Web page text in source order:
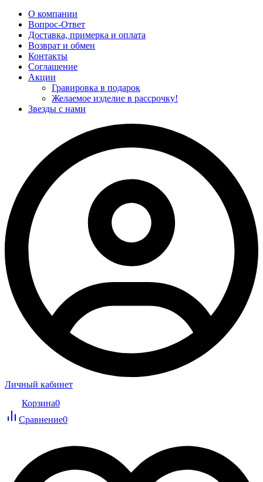
О компании
Вопрос-Ответ
Доставка, примерка и оплата
Возврат и обмен
Контакты
Соглашение
Акции
Гравировка в подарок
Желаемое изделие в рассрочку!
Звезды с нами
Личный кабинет
Корзина0
Сравнение0